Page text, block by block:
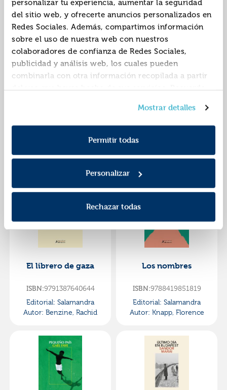
personalizar tu experiencia, aumentar la seguridad
del sitio web, y ofrecerte anuncios personalizados en
Redes Sociales. Además, compartimos información
sobre el uso de nuestra web con nuestros
colaboradores de confianza de Redes Sociales,
publicidad y análisis web, los cuales pueden
combinarla con otra información recopilada a partir
del uso que hayas hecho de sus servicios. Recuerda
consentimiento en cualquier momento. Para más
información consulta laPolítica de Cookiesy la
Política de Privacidad.
Mostrar detalles
Permitir todas
Personalizar
Rechazar todas
Salamandra
Autor:Desai, Kiran
La soledad de sonia y
Editorial:
Autor:Desai, Kiran
El librero de gaza
ISBN:9791387640644
Editorial: Salamandra
Autor: Benzine, Rachid
Los nombres
ISBN:9788419851819
Editorial: Salamandra
Autor: Knapp, Florence